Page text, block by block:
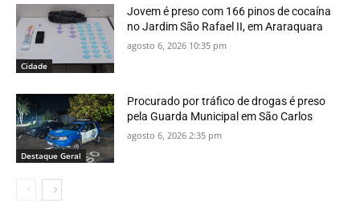
Cidade
Jovem é preso com 166 pinos de cocaína
no Jardim São Rafael II, em Araraquara
agosto 6, 2026 10:35 pm
Destaque Geral
Procurado por tráfico de drogas é preso
pela Guarda Municipal em São Carlos
agosto 6, 2026 2:35 pm